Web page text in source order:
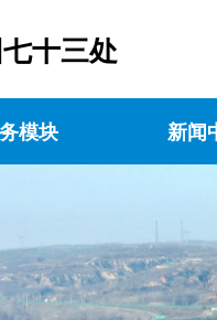
模块 新闻
十三处